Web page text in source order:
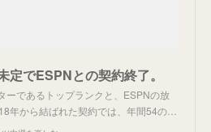
定でESPNとの契約終了。
ーであるトップランクと、ESPNの放
年から結ばれた契約では、年間54の…